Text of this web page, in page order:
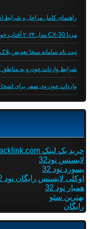
راهنمای کامل مراحل و شرایط اسقاط
مزدا CX-30 مدل ۲۰۲۴ آفتاب خودرو؛ بررسی و مشخصات فنی
ثبت نام سامانه سخا تعویض
شرایط واردات خودرو به مناطق
واردات خودروی صفر برای
خرید بک لینک behtarinbacklink.com
لایسنس نود32
پسورد نود 32
اوکلی لایسنس رایگان نود 32
همیار نود 32
بهترین سئو
رایگان